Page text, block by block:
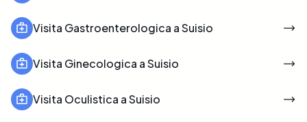
Visita Gastroenterologica a Suisio
Visita Ginecologica a Suisio
Visita Oculistica a Suisio